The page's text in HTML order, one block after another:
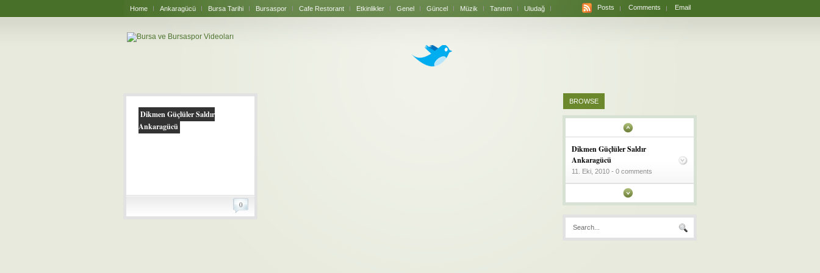
Home Ankaragücü Bursa Tarihi Bursaspor Cafe Restorant Etkinlikler Genel Güncel Müzik Tanıtım Uludağ Posts Comments Email
Dikmen Güçlüler Saldır
Ankaragücü
0
BROWSE
Dikmen Güçlüler Saldır
Ankaragücü
11. Eki, 2010 - 0 comments